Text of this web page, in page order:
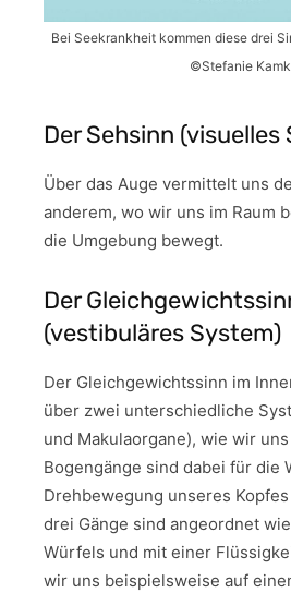
Bei Seekrankheit kommen diese drei
©Stefanie
Der Sehsinn (visuelles
Über das Auge vermittelt uns
anderem, wo wir uns im Raum
die Umgebung bewegt.
Der
(vestibuläres System)
Der Gleichgewichtssinn im
über zwei unterschiedliche
und Makulaorgane), wie wir
Bogengänge sind dabei für die
Drehbewegung unseres
drei Gänge sind angeordnet
Würfels und mit einer
wir uns beispielsweise auf